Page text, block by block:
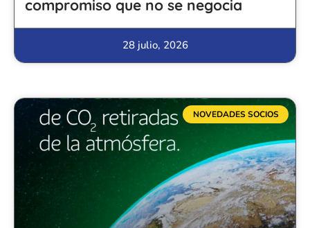
compromiso que no se negocia
28 julio, 2026
NOVEDADES SOCIOS